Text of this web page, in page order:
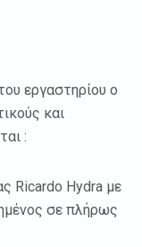
εργαστηρίου ο
και
:
Ricardo Hydra με
σε πλήρως